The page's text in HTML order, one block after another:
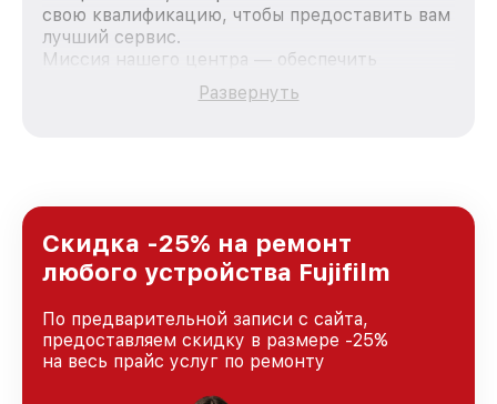
свою квалификацию, чтобы предоставить вам
лучший сервис.
Миссия нашего центра — обеспечить
качественный и доступный ремонт для
каждого пользователя продукции Fujifilm, вне
Ростове-на-Дону, постоянно повышая уровень
доверия и лояльности наших клиентов.
Развернуть
Скидка -25% на ремонт
любого устройства Fujifilm
По предварительной записи с сайта,
предоставляем скидку в размере -25%
на весь прайс услуг по ремонту